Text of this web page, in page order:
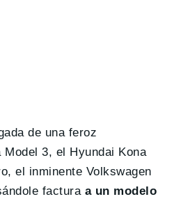
de una feroz
3, el Hyundai Kona
el inminente Volkswagen
factura a un modelo